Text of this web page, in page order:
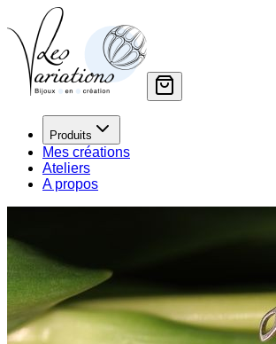
Produits
Mes créations
Ateliers
A propos